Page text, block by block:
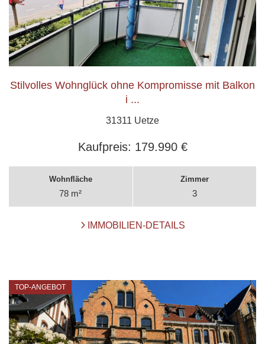
Stilvolles Wohnglück ohne Kompromisse mit Balkon
i ...
31311 Uetze
Kaufpreis: 179.990 €
Wohnfläche
78 m²
Zimmer
3
IMMOBILIEN-DETAILS
TOP-ANGEBOT